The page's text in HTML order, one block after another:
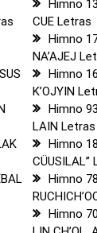
Himno
CUE Letras
Himno
NA’AJEJ
Himno
K’OJYIN
Himno
LAIN Letras
Himno
Himno
Himno